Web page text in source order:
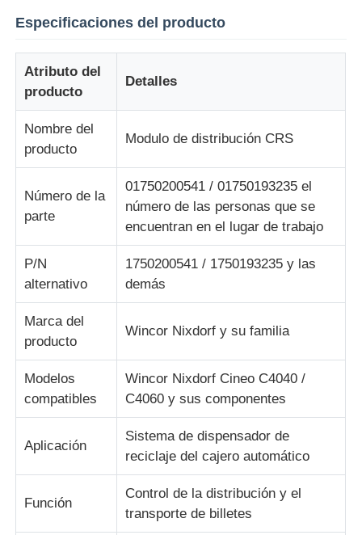
Videos
Sobre nosotros
Visita a la fábrica
Control de Calidad
noticias
Todos los casos
Solicitar una cotización
Piezas para cajeros automáticos Diebold
Piezas para cajeros automáticos NCR
Especificaciones del producto
Atributo del
producto
Detalles
Nombre del
producto
Modulo de distribución CRS
Número de la
parte
01750200541 / 01750193235 el
número de las personas que se
encuentran en el lugar de trabajo
P/N
alternativo
1750200541 / 1750193235 y las
demás
Marca del
producto
Wincor Nixdorf y su familia
Modelos
compatibles
Wincor Nixdorf Cineo C4040 /
C4060 y sus componentes
Aplicación
Sistema de dispensador de
reciclaje del cajero automático
Función
Control de la distribución y el
transporte de billetes